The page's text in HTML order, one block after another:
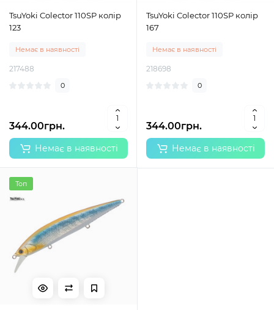
TsuYoki Colector 110SP колір
123
Немає в наявності
217488
0
344.00грн.
Немає в наявності
TsuYoki Colector 110SP колір
167
Немає в наявності
218698
0
344.00грн.
Немає в наявності
Топ